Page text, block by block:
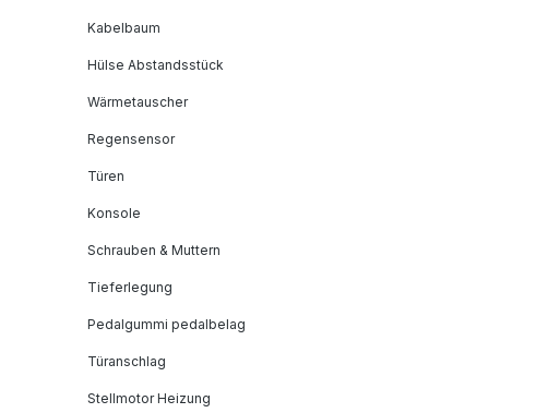
Kabelbaum
Hülse Abstandsstück
Wärmetauscher
Regensensor
Türen
Konsole
Schrauben & Muttern
Tieferlegung
Pedalgummi pedalbelag
Türanschlag
Stellmotor Heizung